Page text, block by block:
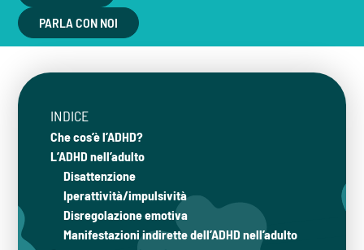
PARLA CON NOI
INDICE
Che cos’è l’ADHD?
L’ADHD nell’adulto
Disattenzione
Iperattività/impulsività
Disregolazione emotiva
Manifestazioni indirette dell’ADHD nell’adulto